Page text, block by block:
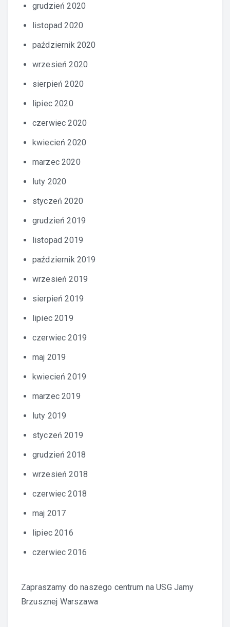
grudzień 2020
listopad 2020
październik 2020
wrzesień 2020
sierpień 2020
lipiec 2020
czerwiec 2020
kwiecień 2020
marzec 2020
luty 2020
styczeń 2020
grudzień 2019
listopad 2019
październik 2019
wrzesień 2019
sierpień 2019
lipiec 2019
czerwiec 2019
maj 2019
kwiecień 2019
marzec 2019
luty 2019
styczeń 2019
grudzień 2018
wrzesień 2018
czerwiec 2018
maj 2017
lipiec 2016
czerwiec 2016
Zapraszamy do naszego centrum naUSG Jamy
Brzusznej Warszawa